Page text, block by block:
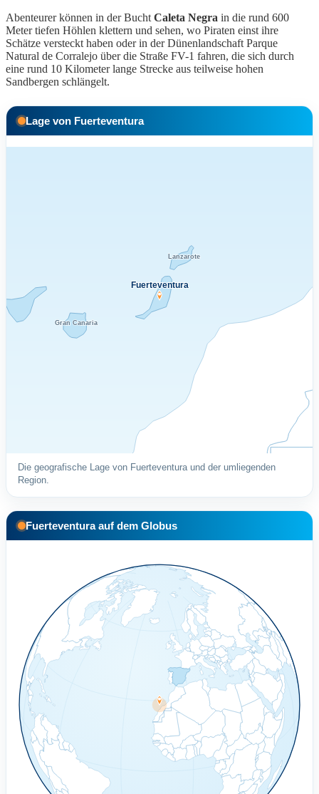
Abenteurer können in der Bucht Caleta Negra in die rund 600
Meter tiefen Höhlen klettern und sehen, wo Piraten einst ihre
Schätze versteckt haben oder in der Dünenlandschaft Parque
Natural de Corralejo über die Straße FV-1 fahren, die sich durch
eine rund 10 Kilometer lange Strecke aus teilweise hohen
Sandbergen schlängelt.
Lage von Fuerteventura
Lanzarote
Gran Canaria
Fuerteventura
Die geografische Lage von Fuerteventura und der umliegenden
Region.
Fuerteventura auf dem Globus